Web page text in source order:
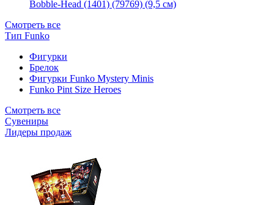
Bobble-Head (1401) (79769) (9,5 см)
Смотреть все
Тип Funko
Фигурки
Брелок
Фигурки Funko Mystery Minis
Funko Pint Size Heroes
Смотреть все
Сувениры
Лидеры продаж